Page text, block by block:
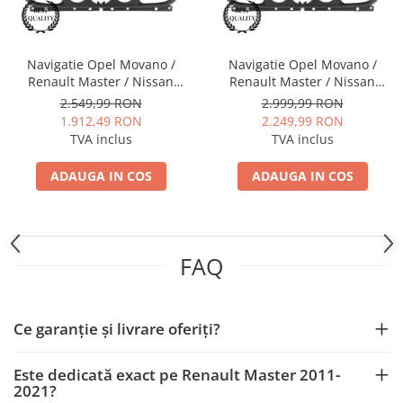
Smart
Jeep
Ssangyong
Dodge
Navigații auto universale
Navigatie Opel Movano /
Renault Master / Nissan
NV400 (2011-2021), Android,
V-Octacore / 4GB RAM + 64GB
ROM, 10.36 Inch - AD-
BGV10004+AD-BGRKIT388V2
2.549,99 RON
1.912,49 RON
TVA inclus
ADAUGA IN COS
Navigatie Opel Movano /
Renault Master / Nissan
NV400 (2011-2021), Android,
Z-Octacore / 8GB RAM +
256GB ROM, 10.1 Inch - AD-
BGZ10008+AD-BGRKIT388V2
2.999,99 RON
2.249,99 RON
TVA inclus
ADAUGA IN COS
FAQ
Ce garanție și livrare oferiți?
Este dedicată exact pe Renault Master 2011-
2021?